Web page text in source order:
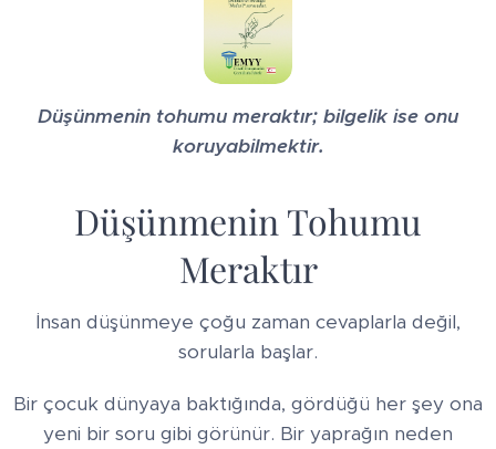
Düşünmenin tohumu meraktır; bilgelik ise onu
koruyabilmektir.
Düşünmenin Tohumu
Meraktır
İnsan düşünmeye çoğu zaman cevaplarla değil,
sorularla başlar.
Bir çocuk dünyaya baktığında, gördüğü her şey ona
yeni bir soru gibi görünür. Bir yaprağın neden